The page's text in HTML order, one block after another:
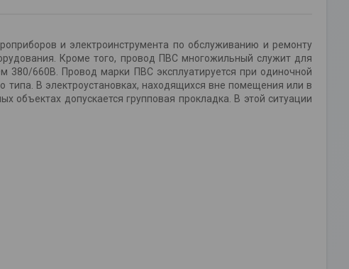
и электроинструмента по обслуживанию и ремонту
Кроме того, провод ПВС многожильный служит для
380/660В. Провод марки ПВС эксплуатируется при одиночной
В электроустановках, находящихся вне помещения или в
объектах допускается групповая прокладка. В этой ситуации